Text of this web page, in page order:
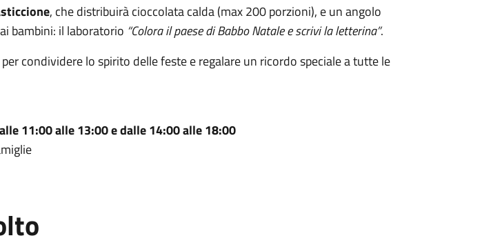
, che distribuirà cioccolata calda (max 200 porzioni), e un angolo
bambini: il laboratorio “Colora il paese di Babbo Natale e scrivi la letterina”.
condividere lo spirito delle feste e regalare un ricordo speciale a tutte le
11:00 alle 13:00 e dalle 14:00 alle 18:00